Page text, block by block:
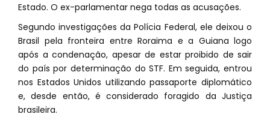
Estado. O ex-parlamentar nega todas as acusações.
Segundo investigações da Polícia Federal, ele deixou o
Brasil pela fronteira entre Roraima e a Guiana logo
após a condenação, apesar de estar proibido de sair
do país por determinação do STF. Em seguida, entrou
nos Estados Unidos utilizando passaporte diplomático
e, desde então, é considerado foragido da Justiça
brasileira.